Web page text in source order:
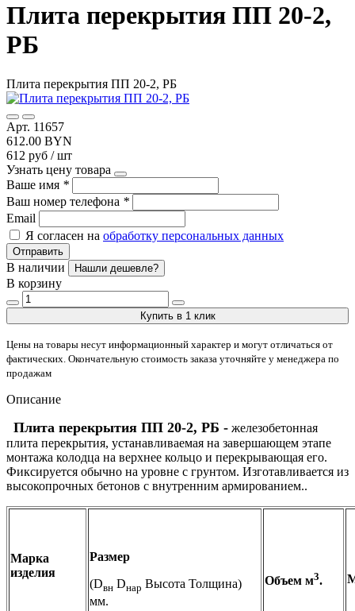
Плита перекрытия ПП 20-2,
РБ
Плита перекрытия ПП 20-2, РБ
Арт. 11657
612.00 BYN
612 руб / шт
Узнать цену товара
Ваше имя *
Ваш номер телефона *
Email
Я согласен на обработку персональных данных
Отправить
В наличии Нашли дешевле?
В корзину
Купить в 1 клик
Цены на товары несут информационный характер и могут отличаться от
фактических. Окончательную стоимость заказа уточняйте у менеджера по
продажам
Описание
Плита перекрытия ПП 20-2, РБ - железобетонная
плита перекрытия, устанавливаемая на завершающем этапе
монтажа колодца на верхнее кольцо и перекрывающая его.
Фиксируется обычно на уровне с грунтом. Изготавливается из
высокопрочных бетонов с внутренним армированием..
Марка
изделия
Размер
(Dвн Dнар Высота Толщина)
мм.
Объем м3.